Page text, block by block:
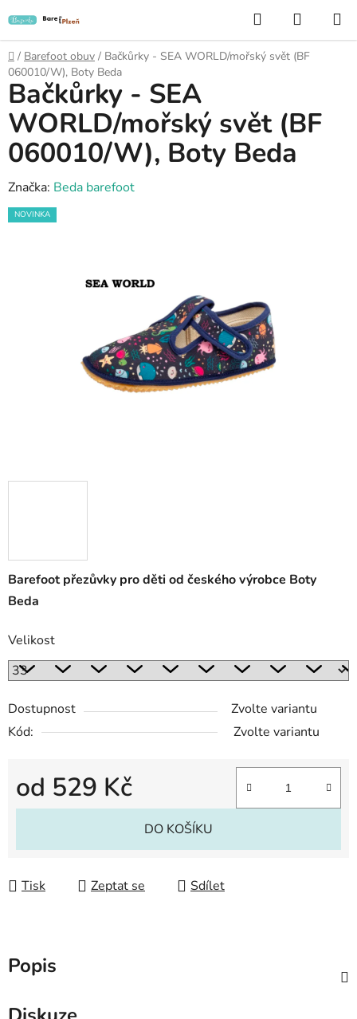
na
obsah
Hledat
KOŠÍK
Domů
/ Barefoot obuv / Bačkůrky - SEA WORLD/mořský svět (BF
060010/W), Boty Beda
Barefoot přezůvky pro děti od českého výrobce Boty
Beda
Velikost
Dostupnost
Zvolte variantu
Kód:
Zvolte variantu
od 529 Kč
Měrná cena:
DO KOŠÍKU
Tisk Zeptat se Sdílet
Bačkůrky - SEA
WORLD/mořský svět (BF
060010/W), Boty Beda
Značka: Beda barefoot
NOVINKA
Popis